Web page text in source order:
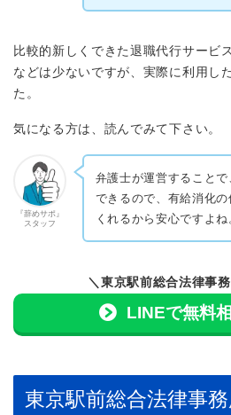
比較的新しくできた退職代行サービ
などは少ないですが、実際に利用し
た。
気になる方は、読んでみて下さい。
『辞めサポ』
スタッフ
弁護士が運営すること
できるので、有給消化
くれるから安心ですよね
＼東京駅前総合法律事
LINEで無料
東京駅前総合法律事